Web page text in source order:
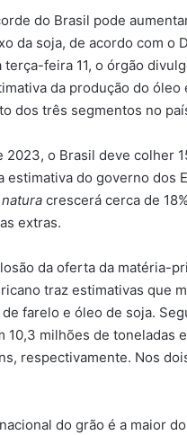
do Brasil pode
da soja, de acordo com o
terça-feira 11, o órgão
da produção do
dos três segmentos no
2023, o Brasil deve colher
estimativa do governo dos
crescerá cerca de
extras.
da oferta da matéria-
traz estimativas que
farelo e óleo de soja.
10,3 milhões de toneladas
respectivamente. Nos
do grão é a maior